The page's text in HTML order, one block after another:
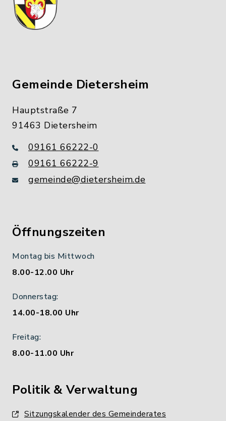
Gemeinde Dietersheim
Hauptstraße 7
91463 Dietersheim
09161 66222-0
09161 66222-9
gemeinde@dietersheim.de
Öffnungszeiten
Montag bis Mittwoch
8.00-12.00 Uhr
Donnerstag:
14.00-18.00 Uhr
Freitag:
8.00-11.00 Uhr
Politik & Verwaltung
Sitzungskalender des Gemeinderates